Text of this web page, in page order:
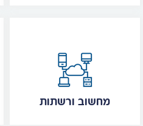
מחשוב ורשתות